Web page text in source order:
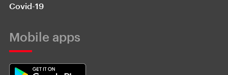
Covid-19
Mobile apps